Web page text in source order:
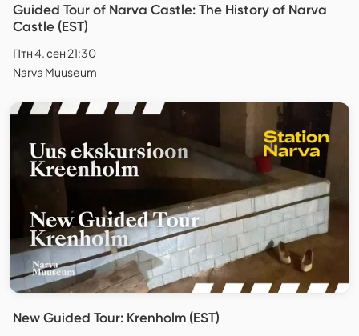
Guided Tour of Narva Castle: The History of Narva
Castle (EST)
Птн 4. сен 21:30
Narva Muuseum
New Guided Tour: Krenholm (EST)